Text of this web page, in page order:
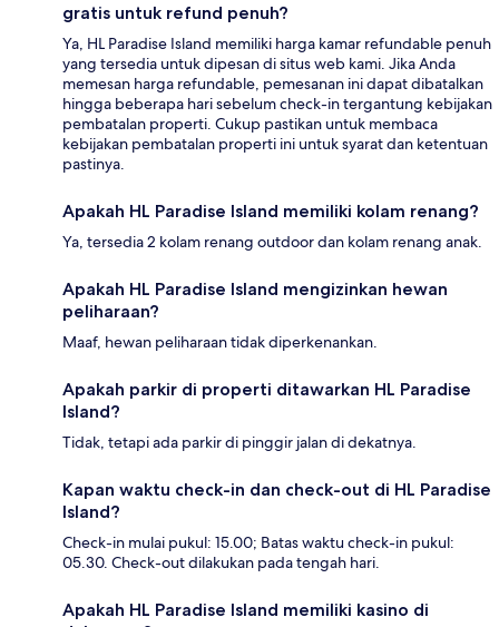
gratis untuk refund penuh?
Ya, HL Paradise Island memiliki harga kamar refundable penuh
yang tersedia untuk dipesan di situs web kami. Jika Anda
memesan harga refundable, pemesanan ini dapat dibatalkan
hingga beberapa hari sebelum check-in tergantung kebijakan
pembatalan properti. Cukup pastikan untuk membaca
kebijakan pembatalan properti ini untuk syarat dan ketentuan
pastinya.
Apakah HL Paradise Island memiliki kolam renang?
Ya, tersedia 2 kolam renang outdoor dan kolam renang anak.
Apakah HL Paradise Island mengizinkan hewan
peliharaan?
Maaf, hewan peliharaan tidak diperkenankan.
Apakah parkir di properti ditawarkan HL Paradise
Island?
Tidak, tetapi ada parkir di pinggir jalan di dekatnya.
Kapan waktu check-in dan check-out di HL Paradise
Island?
Check-in mulai pukul: 15.00; Batas waktu check-in pukul:
05.30. Check-out dilakukan pada tengah hari.
Apakah HL Paradise Island memiliki kasino di